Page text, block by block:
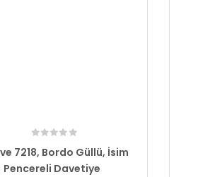
7218, Bordo Güllü, İsim
Pencereli Davetiye